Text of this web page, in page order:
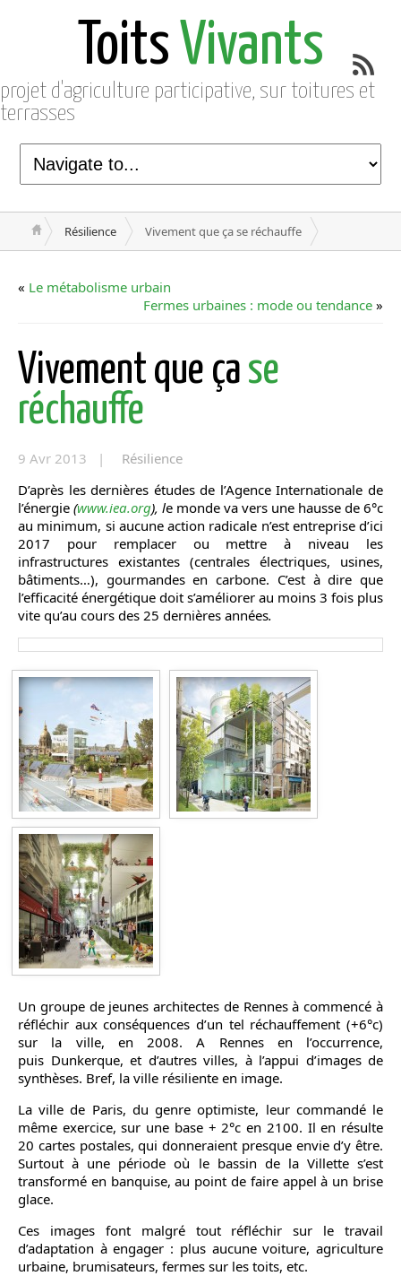
Toits Vivants
projet d'agriculture participative, sur toitures et
terrasses
Résilience Vivement que ça se réchauffe
« Le métabolisme urbain
Fermes urbaines : mode ou tendance »
Vivement que ça se
réchauffe
9 Avr 2013 |
Résilience
D’après les dernières études de l’Agence Internationale de
l’énergie (www.iea.org), le monde va vers une hausse de 6°c
au minimum, si aucune action radicale n’est entreprise d’ici
2017 pour remplacer ou mettre à niveau les
infrastructures existantes (centrales électriques, usines,
bâtiments…), gourmandes en carbone. C’est à dire que
l’efficacité énergétique doit s’améliorer au moins 3 fois plus
vite qu’au cours des 25 dernières années.
Un groupe de jeunes architectes de Rennes à commencé à
réfléchir aux conséquences d’un tel réchauffement (+6°c)
sur la ville, en 2008. A Rennes en l’occurrence,
puis Dunkerque, et d’autres villes, à l’appui d’images de
synthèses. Bref, la ville résiliente en image.
La ville de Paris, du genre optimiste, leur commandé le
même exercice, sur une base + 2°c en 2100. Il en résulte
20 cartes postales, qui donneraient presque envie d’y être.
Surtout à une période où le bassin de la Villette s’est
transformé en banquise, au point de faire appel à un brise
glace.
Ces images font malgré tout réfléchir sur le travail
d’adaptation à engager : plus aucune voiture, agriculture
urbaine, brumisateurs, fermes sur les toits, etc.